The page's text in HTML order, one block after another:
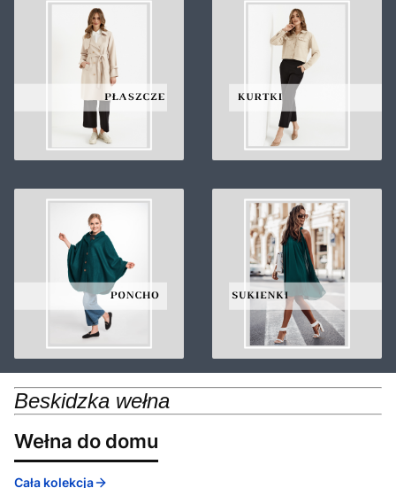
Beskidzka wełna
Wełna do domu
Cała kolekcja